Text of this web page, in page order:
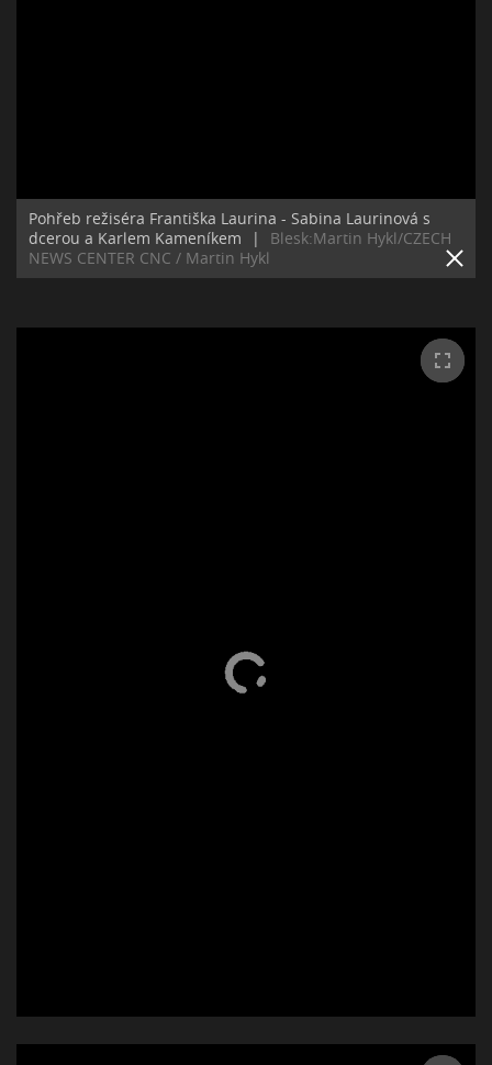
Pohřeb režiséra Františka Laurina - Sabina Laurinová s
dcerou a Karlem Kameníkem
|
Blesk:Martin Hykl/CZECH
NEWS CENTER CNC / Martin Hykl